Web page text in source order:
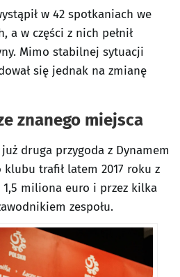
w 42 spotkaniach we
a w części z nich pełnił
Mimo stabilnej sytuacji
się jednak na zmianę
znanego miejsca
druga przygoda z Dynamem
trafił latem 2017 roku z
1,5 miliona euro i przez kilka
zespołu.